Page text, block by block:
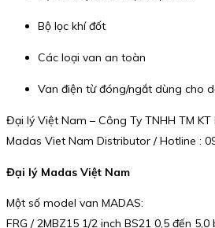
Bộ lọc khí đốt
Các loại van an toàn
Van điện từ đóng/ngắt dùng cho
Đại lý Việt Nam – Công Ty TNHH TM
Madas Viet Nam Distributor / Hotline :
Đại lý Madas Việt Nam
Một số model van MADAS:
FRG / 2MBZ15 1/2 inch BS21 0,5 đến